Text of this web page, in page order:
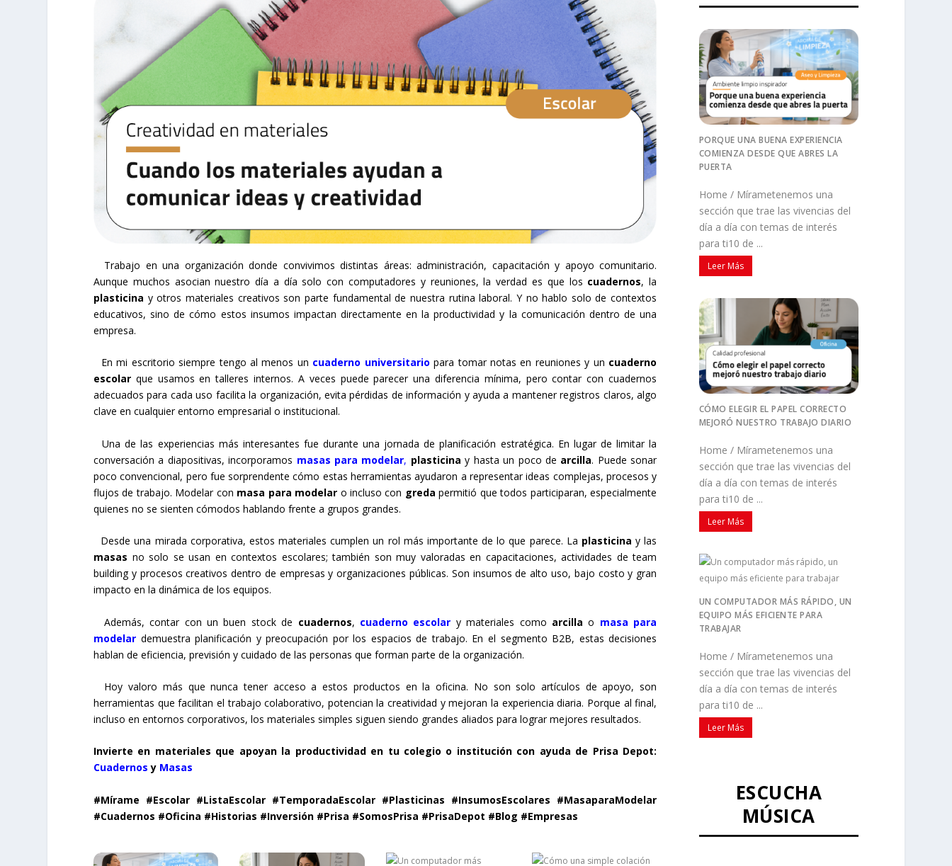
Trabajo en una organización donde convivimos distintas áreas: administración, capacitación y apoyo comunitario.
Aunque muchos asocian nuestro día a día solo con computadores y reuniones, la verdad es que los cuadernos, la
plasticina y otros materiales creativos son parte fundamental de nuestra rutina laboral. Y no hablo solo de contextos
educativos, sino de cómo estos insumos impactan directamente en la productividad y la comunicación dentro de una
empresa.
En mi escritorio siempre tengo al menos un cuaderno universitario para tomar notas en reuniones y un cuaderno
escolar que usamos en talleres internos. A veces puede parecer una diferencia mínima, pero contar con cuadernos
adecuados para cada uso facilita la organización, evita pérdidas de información y ayuda a mantener registros claros, algo
clave en cualquier entorno empresarial o institucional.
Una de las experiencias más interesantes fue durante una jornada de planificación estratégica. En lugar de limitar la
conversación a diapositivas, incorporamos masas para modelar, plasticina y hasta un poco de arcilla. Puede sonar
poco convencional, pero fue sorprendente cómo estas herramientas ayudaron a representar ideas complejas, procesos y
flujos de trabajo. Modelar con masa para modelar o incluso con greda permitió que todos participaran, especialmente
quienes no se sienten cómodos hablando frente a grupos grandes.
Desde una mirada corporativa, estos materiales cumplen un rol más importante de lo que parece. La plasticina y las
masas no solo se usan en contextos escolares; también son muy valoradas en capacitaciones, actividades de team
building y procesos creativos dentro de empresas y organizaciones públicas. Son insumos de alto uso, bajo costo y gran
impacto en la dinámica de los equipos.
Además, contar con un buen stock de cuadernos, cuaderno escolar y materiales como arcilla o masa para
modelar demuestra planificación y preocupación por los espacios de trabajo. En el segmento B2B, estas decisiones
hablan de eficiencia, previsión y cuidado de las personas que forman parte de la organización.
Hoy valoro más que nunca tener acceso a estos productos en la oficina. No son solo artículos de apoyo, son
herramientas que facilitan el trabajo colaborativo, potencian la creatividad y mejoran la experiencia diaria. Porque al final,
incluso en entornos corporativos, los materiales simples siguen siendo grandes aliados para lograr mejores resultados.
Invierte en materiales que apoyan la productividad en tu colegio o institución con ayuda de Prisa Depot:
Cuadernos y Masas
#Mírame #Escolar #ListaEscolar #TemporadaEscolar #Plasticinas #InsumosEscolares #MasaparaModelar
#Cuadernos #Oficina #Historias #Inversión #Prisa #SomosPrisa #PrisaDepot #Blog #Empresas
PORQUE UNA BUENA EXPERIENCIA
COMIENZA DESDE QUE ABRES LA
PUERTA
Home / Mírametenemos una
sección que trae las vivencias del
día a día con temas de interés
para ti10 de ...
Leer Más
CÓMO ELEGIR EL PAPEL CORRECTO
MEJORÓ NUESTRO TRABAJO DIARIO
Home / Mírametenemos una
sección que trae las vivencias del
día a día con temas de interés
para ti10 de ...
Leer Más
UN COMPUTADOR MÁS RÁPIDO, UN
EQUIPO MÁS EFICIENTE PARA
TRABAJAR
Home / Mírametenemos una
sección que trae las vivencias del
día a día con temas de interés
para ti10 de ...
Leer Más
ESCUCHA
MÚSICA